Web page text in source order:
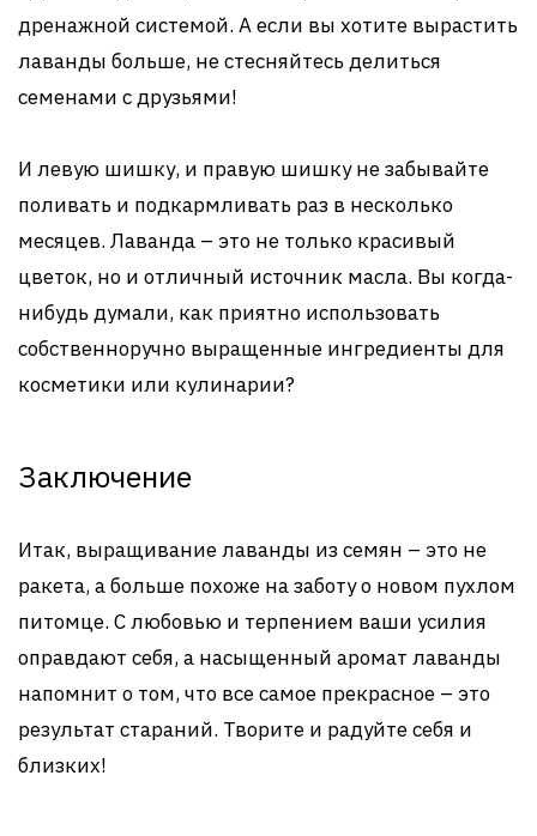
дренажной системой. А если вы хотите вырастить
лаванды больше, не стесняйтесь делиться
семенами с друзьями!
И левую шишку, и правую шишку не забывайте
поливать и подкармливать раз в несколько
месяцев. Лаванда – это не только красивый
цветок, но и отличный источник масла. Вы когда-
нибудь думали, как приятно использовать
собственноручно выращенные ингредиенты для
косметики или кулинарии?
Заключение
Итак, выращивание лаванды из семян – это не
ракета, а больше похоже на заботу о новом пухлом
питомце. С любовью и терпением ваши усилия
оправдают себя, а насыщенный аромат лаванды
напомнит о том, что все самое прекрасное – это
результат стараний. Творите и радуйте себя и
близких!